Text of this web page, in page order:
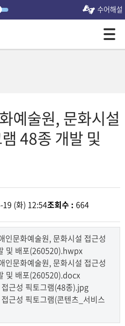
수어해설
예술원, 문화시설
48종 개발 및
(화) 12:54조회수 : 664
인문화예술원, 문화시설 접근성
및 배포(260520).hwpx
인문화예술원, 문화시설 접근성
및 배포(260520).docx
근성 픽토그램(48종).jpg
근성 픽토그램(콘텐츠_서비스